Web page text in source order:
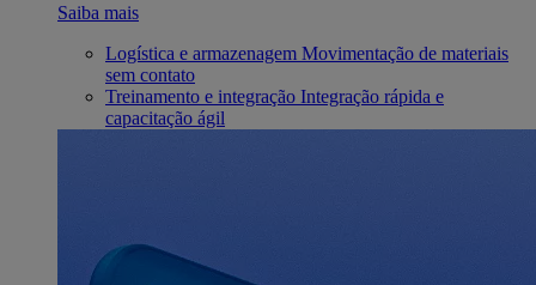
Saiba mais
Logística e armazenagem Movimentação de materiais
sem contato
Treinamento e integração Integração rápida e
capacitação ágil